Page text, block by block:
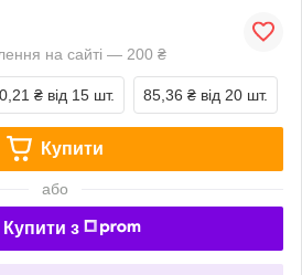
на сайті — 200 ₴
₴ від 15 шт. 85,36 ₴ від 20 шт.
Купити
або
Купити з